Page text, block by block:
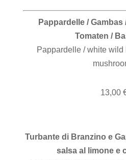
Pappardelle /
Tomaten /
Pappardelle / white wild
13,00
Turbante di Branzino e
salsa al limone e